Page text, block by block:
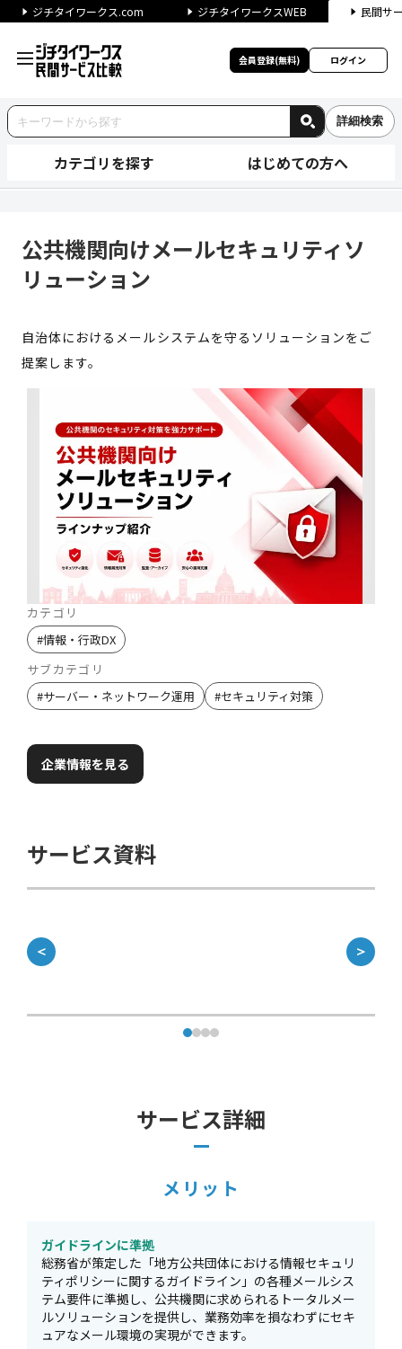
ジチタイワークス.com ジチタイワークスWEB 民間サ
会員登録(無料) ログイン
詳細検索
カテゴリを探す はじめての方へ
公共機関向けメールセキュリティソ
リューション
自治体におけるメールシステムを守るソリューションをご
提案します。
カテゴリ
#情報・行政DX
サブカテゴリ
#サーバー・ネットワーク運用 #セキュリティ対策
企業情報を見る
サービス資料
＜ ＞
サービス詳細
メリット
ガイドラインに準拠
総務省が策定した「地方公共団体における情報セキュリ
ティポリシーに関するガイドライン」の各種メールシス
テム要件に準拠し、公共機関に求められるトータルメー
ルソリューションを提供し、業務効率を損なわずにセキ
ュアなメール環境の実現ができます。